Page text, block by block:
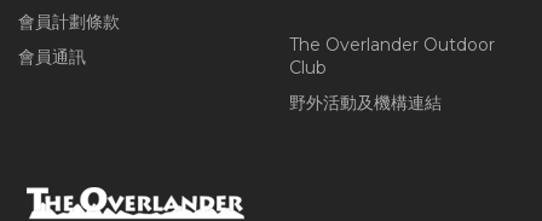
會員計劃條款
會員通訊
The Overlander Outdoor
Club
野外活動及機構連結